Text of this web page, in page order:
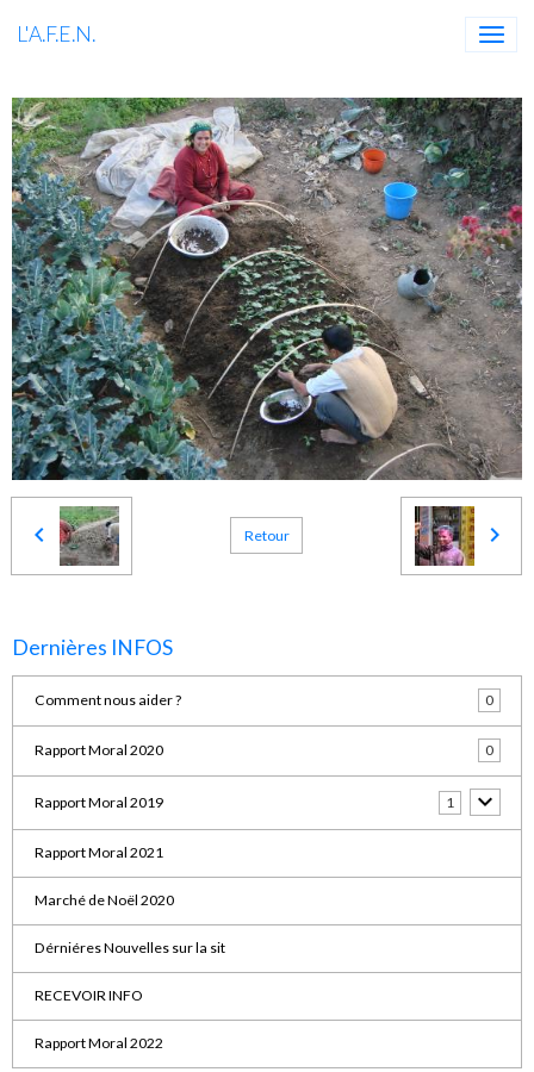
L'A.F.E.N.
Retour
Dernières INFOS
Comment nous aider ? 0
Rapport Moral 2020 0
Rapport Moral 2019 1
Rapport Moral 2021
Marché de Noël 2020
Dérniéres Nouvelles sur la sit
RECEVOIR INFO
Rapport Moral 2022